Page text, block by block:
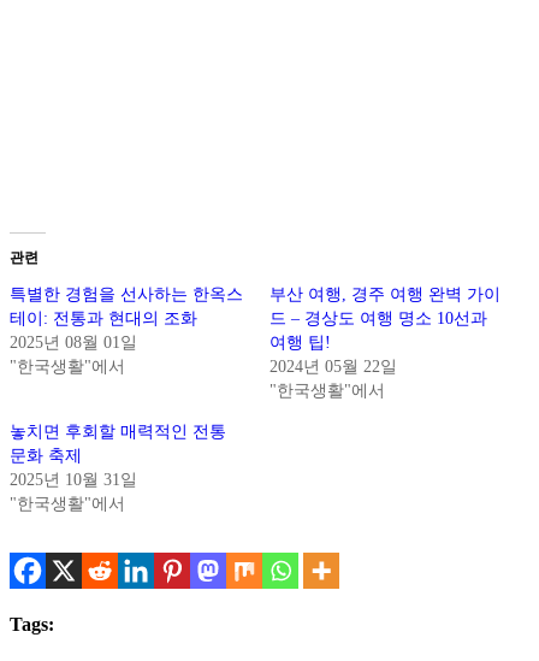
관련
특별한 경험을 선사하는 한옥스
테이: 전통과 현대의 조화
2025년 08월 01일
"한국생활"에서
부산 여행, 경주 여행 완벽 가이
드 – 경상도 여행 명소 10선과
여행 팁!
2024년 05월 22일
"한국생활"에서
놓치면 후회할 매력적인 전통
문화 축제
2025년 10월 31일
"한국생활"에서
Tags: